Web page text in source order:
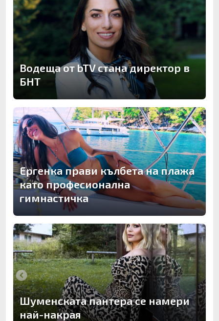
Водеща от bTV стана директор в
БНТ
Ергенка прави кълбета на плажа
като професионална
гимнастичка
Шуменската пантера се намери
най-накрая